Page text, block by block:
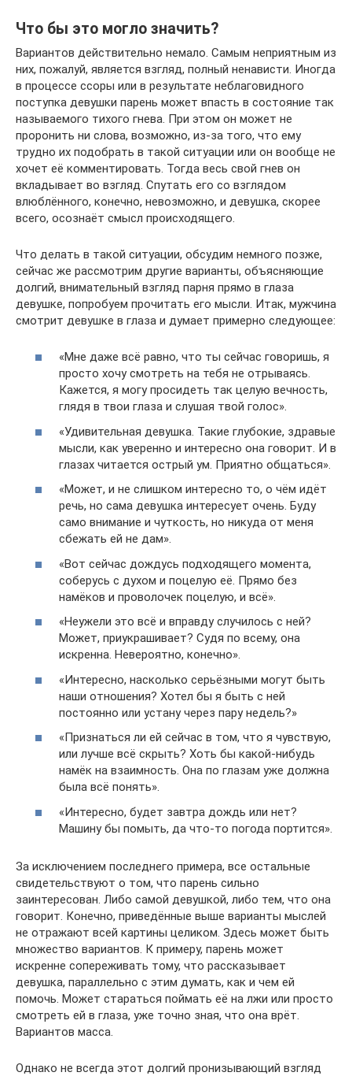
Что бы это могло значить?
Вариантов действительно немало. Самым неприятным из
них, пожалуй, является взгляд, полный ненависти. Иногда
в процессе ссоры или в результате неблаговидного
поступка девушки парень может впасть в состояние так
называемого тихого гнева. При этом он может не
проронить ни слова, возможно, из-за того, что ему
трудно их подобрать в такой ситуации или он вообще не
хочет её комментировать. Тогда весь свой гнев он
вкладывает во взгляд. Спутать его со взглядом
влюблённого, конечно, невозможно, и девушка, скорее
всего, осознаёт смысл происходящего.
Что делать в такой ситуации, обсудим немного позже,
сейчас же рассмотрим другие варианты, объясняющие
долгий, внимательный взгляд парня прямо в глаза
девушке, попробуем прочитать его мысли. Итак, мужчина
смотрит девушке в глаза и думает примерно следующее:
«Мне даже всё равно, что ты сейчас говоришь, я
просто хочу смотреть на тебя не отрываясь.
Кажется, я могу просидеть так целую вечность,
глядя в твои глаза и слушая твой голос».
«Удивительная девушка. Такие глубокие, здравые
мысли, как уверенно и интересно она говорит. И в
глазах читается острый ум. Приятно общаться».
«Может, и не слишком интересно то, о чём идёт
речь, но сама девушка интересует очень. Буду
само внимание и чуткость, но никуда от меня
сбежать ей не дам».
«Вот сейчас дождусь подходящего момента,
соберусь с духом и поцелую её. Прямо без
намёков и проволочек поцелую, и всё».
«Неужели это всё и вправду случилось с ней?
Может, приукрашивает? Судя по всему, она
искренна. Невероятно, конечно».
«Интересно, насколько серьёзными могут быть
наши отношения? Хотел бы я быть с ней
постоянно или устану через пару недель?»
«Признаться ли ей сейчас в том, что я чувствую,
или лучше всё скрыть? Хоть бы какой-нибудь
намёк на взаимность. Она по глазам уже должна
была всё понять».
«Интересно, будет завтра дождь или нет?
Машину бы помыть, да что-то погода портится».
За исключением последнего примера, все остальные
свидетельствуют о том, что парень сильно
заинтересован. Либо самой девушкой, либо тем, что она
говорит. Конечно, приведённые выше варианты мыслей
не отражают всей картины целиком. Здесь может быть
множество вариантов. К примеру, парень может
искренне сопереживать тому, что рассказывает
девушка, параллельно с этим думать, как и чем ей
помочь. Может стараться поймать её на лжи или просто
смотреть ей в глаза, уже точно зная, что она врёт.
Вариантов масса.
Однако не всегда этот долгий пронизывающий взгляд